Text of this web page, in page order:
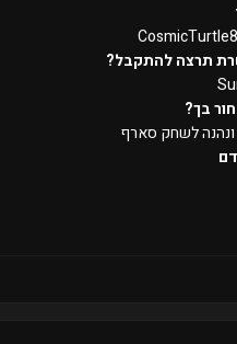
תרצה להתקבל?
בך?
ונהנה לשחק סארף